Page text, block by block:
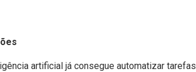
artificial já consegue automatizar